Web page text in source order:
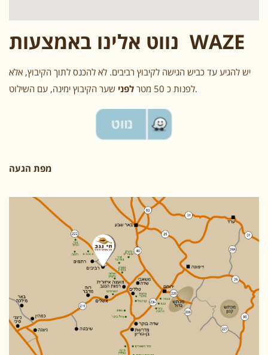
נווט אלינו באמצעות WAZE
יש להגיע עד כביש הגישה לקיבוץ רביבים. לא להכנס לתוך הקיבוץ, אלא
לפנות כ 50 מטר
לפני שער הקיבוץ ימינה, עם השילוט.
מפת הגעה